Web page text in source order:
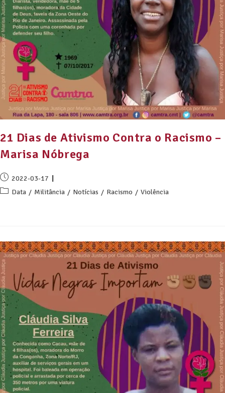
21 Dias de Ativismo Contra o Racismo –
Marisa Nóbrega
2022-03-17
Data / Militância / Notícias / Racismo / Violência